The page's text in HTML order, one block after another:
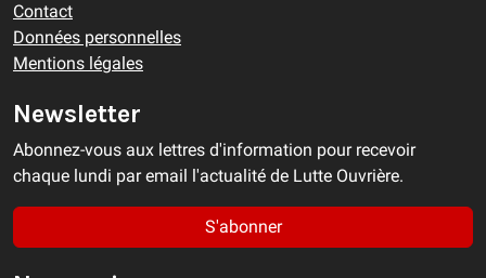
Contact
Données personnelles
Mentions légales
Newsletter
Abonnez-vous aux lettres d'information pour recevoir
chaque lundi par email l'actualité de Lutte Ouvrière.
S'abonner